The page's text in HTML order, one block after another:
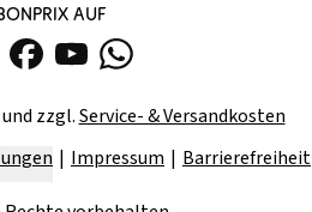
AUF
zzgl.Service- & Versandkosten
Impressum Barrierefreiheit